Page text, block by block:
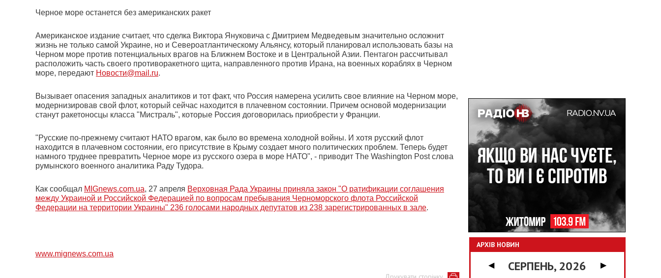
Черное море останется без американских ракет
Американское издание считает, что сделка Виктора Януковича с Дмитрием Медведевым значительно осложнит
жизнь не только самой Украине, но и Североатлантическому Альянсу, который планировал использовать базы на
Черном море против потенциальных врагов на Ближнем Востоке и в Центральной Азии. Пентагон рассчитывал
расположить часть своего противоракетного щита, направленного против Ирана, на военных кораблях в Черном
море, передают Новости@mail.ru.
Вызывает опасения западных аналитиков и тот факт, что Россия намерена усилить свое влияние на Черном море,
модернизировав свой флот, который сейчас находится в плачевном состоянии. Причем основой модернизации
станут ракетоносцы класса "Мистраль", которые Россия договорилась приобрести у Франции.
"Русские по-прежнему считают НАТО врагом, как было во времена холодной войны. И хотя русский флот
находится в плачевном состоянии, его присутствие в Крыму создает много политических проблем. Теперь будет
намного труднее превратить Черное море из русского озера в море НАТО", - приводит The Washington Post слова
румынского военного аналитика Раду Тудора.
Как сообщал MIGnews.com.ua, 27 апреля Верховная Рада Украины приняла закон "О ратификации соглашения
между Украиной и Российской Федерацией по вопросам пребывания Черноморского флота Российской
Федерации на территории Украины" 236 голосами народных депутатов из 238 зарегистрированных в зале.
www.mignews.com.ua
АРХІВ НОВИН
◀ СЕРПЕНЬ, 2026
▶